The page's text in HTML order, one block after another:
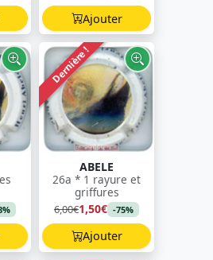
Ajouter
Dernière !
ABELE
26a * 1 rayure et
griffures
6,00€1,50€ -75%
Ajouter